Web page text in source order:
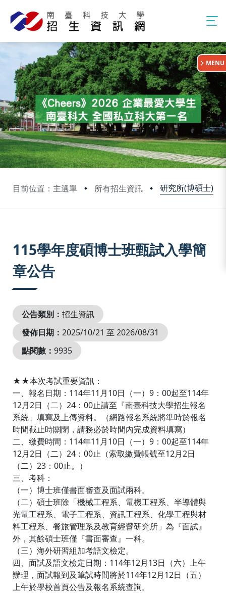
目前位置：主選單 所有招生資訊 研究所(博碩士)
:::
MENU
115學年度碩博士班甄試入學簡
章公告
公告類別： 招生資訊
發佈日期： 2025/10/21 至 2026/08/31
點閱數： 9935
★★本次考試重要資訊：
一、報名日期：114年11月10日（一）9：00起至114年
12月2日（二）24：00止請至『南臺科技大學招生報名
系統」填寫及上傳資料。（網路報名系統將準時於報名
時間截止時關閉，請務必於時間內完成資料填寫）
二、繳費時間：114年11月10日（一）9：00起至114年
12月2日（二）24：00止（索取繳費帳號至12月2日
（二）23：00止。）
三、考科：
（一）博士班僅書面審查及面試兩科。
（二）碩士班除「機械工程系、電機工程系、半導體與
光電工程系、電子工程系、資訊工程系、化學工程與材
料工程系、餐旅管理系及教育經營研究所」為『面試』
外，其餘碩士班僅『書面審查』一科。
（三）海外研習組加考語文檢定。
四、面試及語文檢定日期：114年12月13日（六）上午
辦理，面試報到及筆試時間將於114年12月12日（五）
上午於學校首頁公告及報名系統查詢。